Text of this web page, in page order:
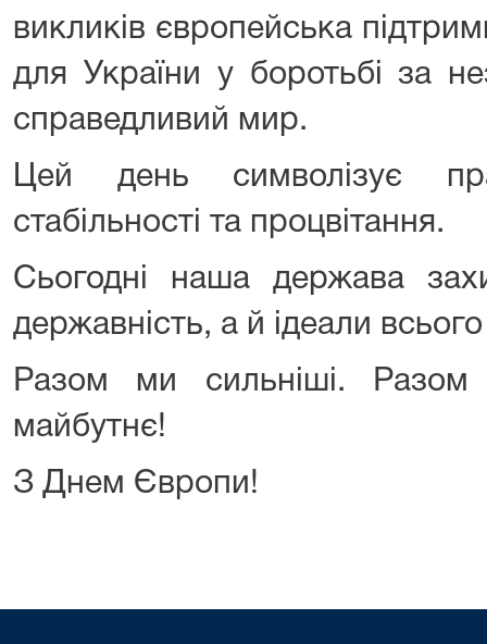
викликів європейська
для України у боротьбі за
справедливий мир.
Цей день символізує
стабільності та процвітання.
Сьогодні наша держава
державність, а й ідеали всього
Разом ми сильніші. Разом
майбутнє!
З Днем Європи!